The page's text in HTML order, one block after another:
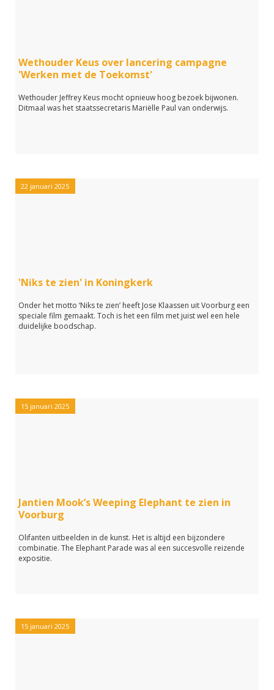
Wethouder Keus over lancering campagne
'Werken met de Toekomst'
Wethouder Jeffrey Keus mocht opnieuw hoog bezoek bijwonen.
Ditmaal was het staatssecretaris Mariëlle Paul van onderwijs.
22 januari 2025
'Niks te zien' in Koningkerk
Onder het motto ‘Niks te zien’ heeft Jose Klaassen uit Voorburg een
speciale film gemaakt. Toch is het een film met juist wel een hele
duidelijke boodschap.
15 januari 2025
Jantien Mook’s Weeping Elephant te zien in
Voorburg
Olifanten uitbeelden in de kunst. Het is altijd een bijzondere
combinatie. The Elephant Parade was al een succesvolle reizende
expositie.
15 januari 2025